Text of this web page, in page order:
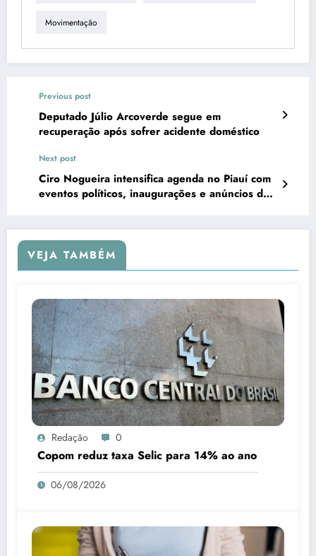
Movimentação
Previous post
Deputado Júlio Arcoverde segue em
recuperação após sofrer acidente doméstico
Next post
Ciro Nogueira intensifica agenda no Piauí com
eventos políticos, inaugurações e anúncios de
VEJA TAMBÉM
Redação 0
Copom reduz taxa Selic para 14% ao ano
06/08/2026